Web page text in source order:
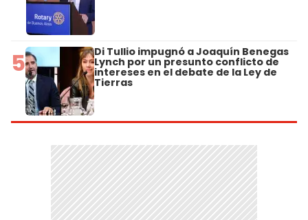
5 Di Tullio impugnó a Joaquín Benegas
Lynch por un presunto conflicto de
intereses en el debate de la Ley de
Tierras